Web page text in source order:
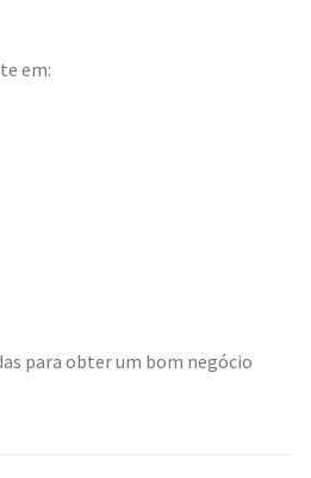
em:
para obter um bom negócio